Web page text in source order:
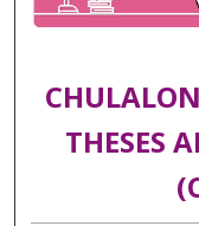
THESES